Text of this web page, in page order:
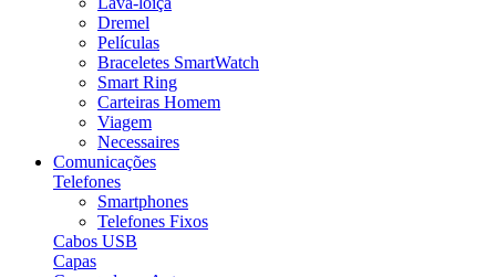
Dremel
Películas
Braceletes SmartWatch
Smart Ring
Carteiras Homem
Viagem
Necessaires
Comunicações
Telefones
Smartphones
Telefones Fixos
Cabos USB
Capas